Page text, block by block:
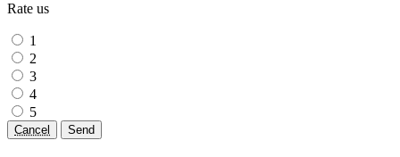
Rate us
1
2
3
4
5
Cancel Send